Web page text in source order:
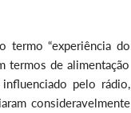
termo “experiência do
termos de alimentação
pelo rádio,
consideravelmente